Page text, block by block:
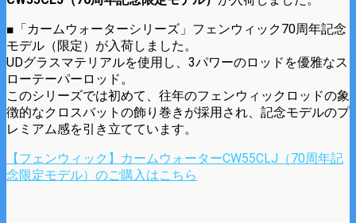
■「カームウォーターシリーズ」フェンウィック70周年記念
モデル（限定）が入荷しました。
UDグラスマテリアルを使用し、3パワーのロッドを優雅なス
ローテーパーロッド。
このシリーズでは初めて、往年のフェンウィックロッドの象
徴的なクロスバットの飾り巻きが採用され、記念モデルのプ
レミアム感を引き立てています。
【フェンウィック】カームウォーターCW55CLJ（70周年記
念限定モデル）のご購入はこちら